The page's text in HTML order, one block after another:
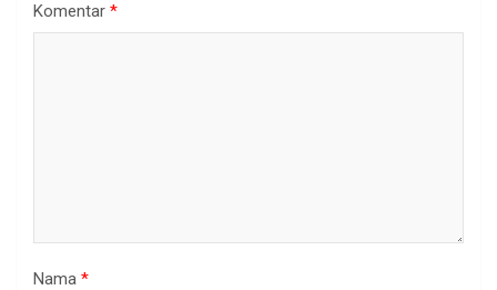
Komentar *
Nama *